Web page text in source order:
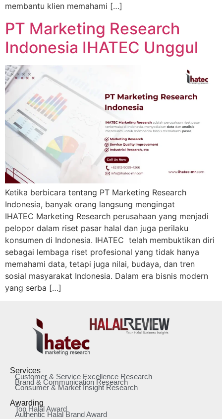
membantu klien memahami […]
PT Marketing Research
Indonesia IHATEC Unggul
Ketika berbicara tentang PT Marketing Research
Indonesia, banyak orang langsung mengingat
IHATEC Marketing Research perusahaan yang menjadi
pelopor dalam riset pasar halal dan juga perilaku
konsumen di Indonesia. IHATEC telah membuktikan diri
sebagai lembaga riset profesional yang tidak hanya
memahami data, tetapi juga nilai, budaya, dan tren
sosial masyarakat Indonesia. Dalam era bisnis modern
yang serba […]
Services
Customer & Service Excellence Research
Brand & Communication Research
Consumer & Market Insight Research
Awarding
Top Halal Award
Authentic Halal Brand Award